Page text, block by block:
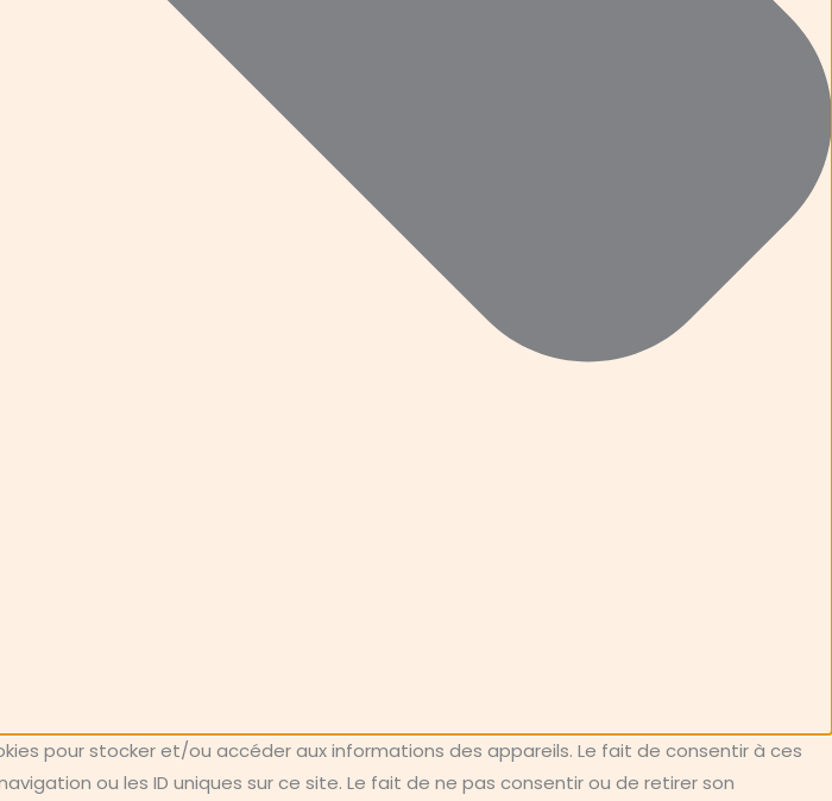
pour stocker et/ou accéder aux informations des appareils. Le fait de consentir à ces
ou les ID uniques sur ce site. Le fait de ne pas consentir ou de retirer son